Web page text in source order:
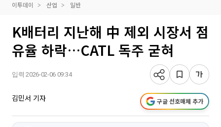
이투데이 산업 일반
K배터리 지난해 中 제외 시장서 점
유율 하락…CATL 독주 굳혀
입력 2026-02-06 09:34
김민서 기자 구글 선호매체 추가